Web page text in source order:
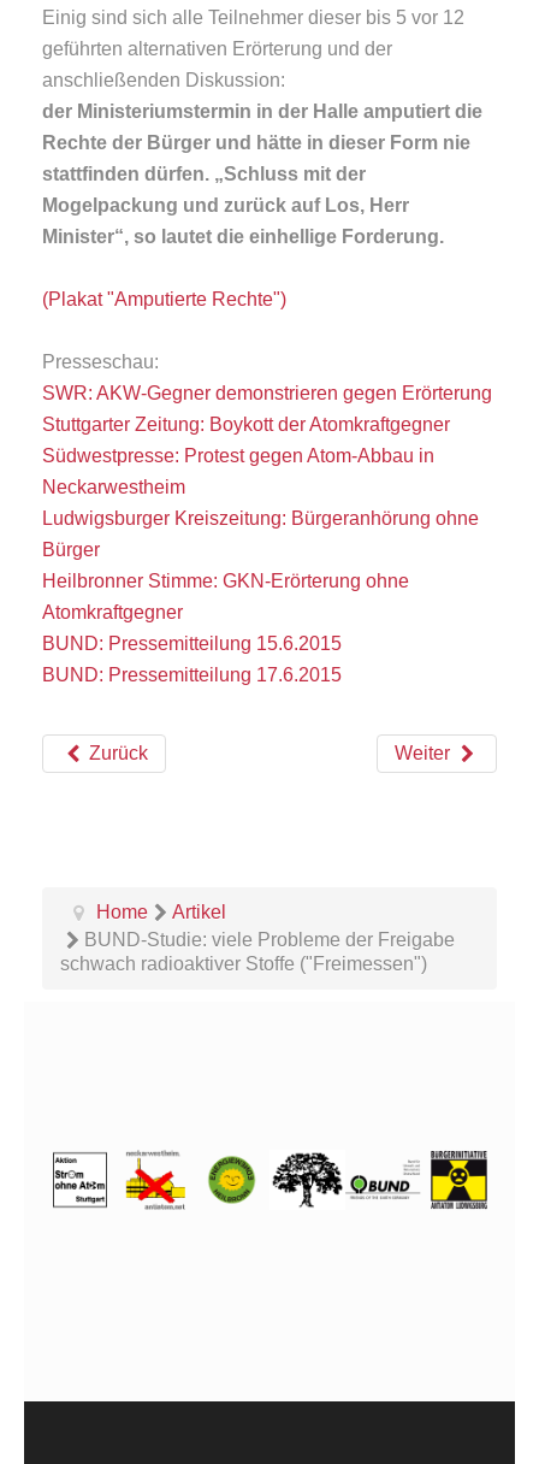
Einig sind sich alle Teilnehmer dieser bis 5 vor 12
geführten alternativen Erörterung und der
anschließenden Diskussion:
der Ministeriumstermin in der Halle amputiert die
Rechte der Bürger und hätte in dieser Form nie
stattfinden dürfen. „Schluss mit der
Mogelpackung und zurück auf Los, Herr
Minister“, so lautet die einhellige Forderung.
(Plakat "Amputierte Rechte")
Presseschau:
SWR: AKW-Gegner demonstrieren gegen Erörterung
Stuttgarter Zeitung: Boykott der Atomkraftgegner
Südwestpresse: Protest gegen Atom-Abbau in
Neckarwestheim
Ludwigsburger Kreiszeitung: Bürgeranhörung ohne
Bürger
Heilbronner Stimme: GKN-Erörterung ohne
Atomkraftgegner
BUND: Pressemitteilung 15.6.2015
BUND: Pressemitteilung 17.6.2015
Zurück Weiter
Home
Artikel
BUND-Studie: viele Probleme der Freigabe
schwach radioaktiver Stoffe ("Freimessen")